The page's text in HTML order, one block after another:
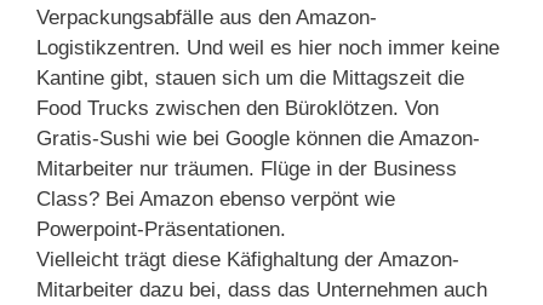
Verpackungsabfälle aus den Amazon-
Logistikzentren. Und weil es hier noch immer keine
Kantine gibt, stauen sich um die Mittagszeit die
Food Trucks zwischen den Büroklötzen. Von
Gratis-Sushi wie bei Google können die Amazon-
Mitarbeiter nur träumen. Flüge in der Business
Class? Bei Amazon ebenso verpönt wie
Powerpoint-Präsentationen.
Vielleicht trägt diese Käfighaltung der Amazon-
Mitarbeiter dazu bei, dass das Unternehmen auch